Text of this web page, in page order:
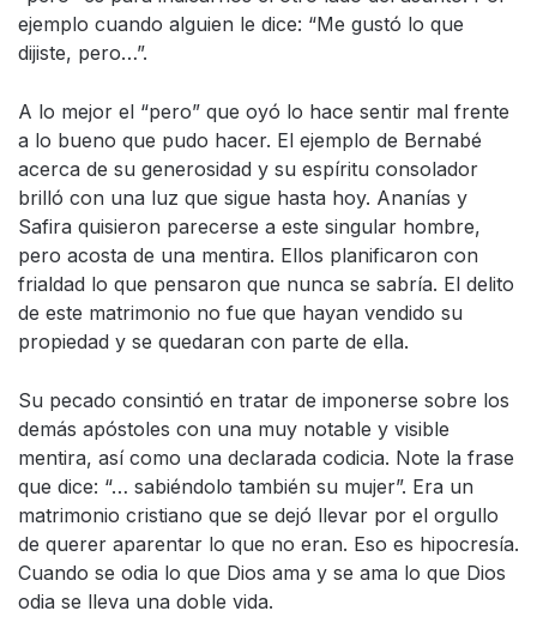
ejemplo cuando alguien le dice: “Me gustó lo que
dijiste, pero…”.
A lo mejor el “pero” que oyó lo hace sentir mal frente
a lo bueno que pudo hacer. El ejemplo de Bernabé
acerca de su generosidad y su espíritu consolador
brilló con una luz que sigue hasta hoy. Ananías y
Safira quisieron parecerse a este singular hombre,
pero acosta de una mentira. Ellos planificaron con
frialdad lo que pensaron que nunca se sabría. El delito
de este matrimonio no fue que hayan vendido su
propiedad y se quedaran con parte de ella.
Su pecado consintió en tratar de imponerse sobre los
demás apóstoles con una muy notable y visible
mentira, así como una declarada codicia. Note la frase
que dice: “… sabiéndolo también su mujer”. Era un
matrimonio cristiano que se dejó llevar por el orgullo
de querer aparentar lo que no eran. Eso es hipocresía.
Cuando se odia lo que Dios ama y se ama lo que Dios
odia se lleva una doble vida.